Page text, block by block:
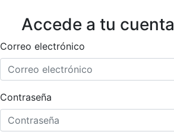
Accede a tu cuenta
Correo electrónico
Contraseña